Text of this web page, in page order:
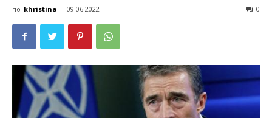
по khristina - 09.06.2022 0